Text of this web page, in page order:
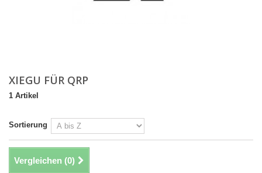
XIEGU FÜR QRP
1 Artikel
Sortierung
Vergleichen (0)